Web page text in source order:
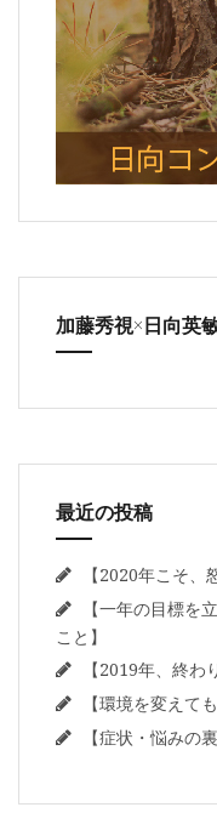
加藤秀視×日向英
最近の投稿
【2020年こそ、
【一年の目標を
こと】
【2019年、終わ
【環境を変えて
【症状・悩みの